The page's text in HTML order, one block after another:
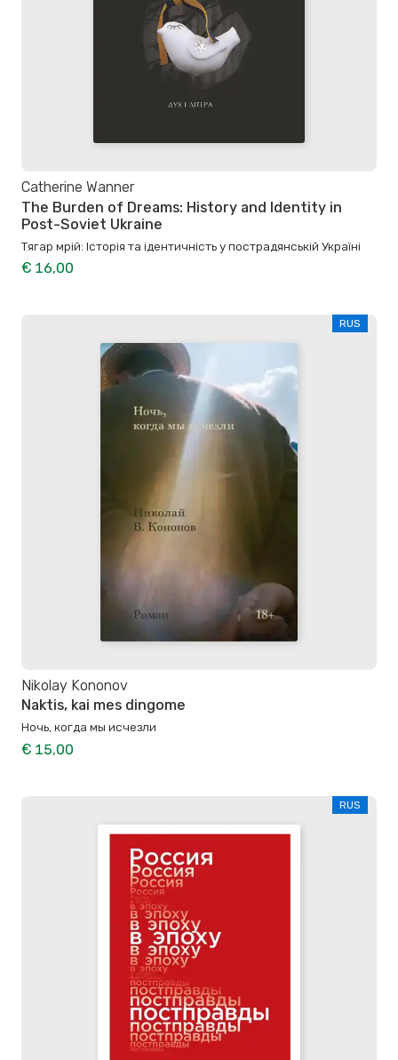
Catherine Wanner
The Burden of Dreams: History and Identity in
Post-Soviet Ukraine
Тягар мрій: Історія та ідентичність у пострадянській Україні
€ 16,00
RUS
Nikolay Kononov
Naktis, kai mes dingome
Ночь, когда мы исчезли
€ 15,00
RUS